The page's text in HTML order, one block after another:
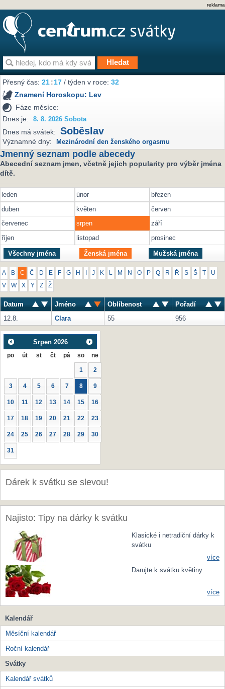
reklama
Přesný čas:21 18 / týden v roce:32
Znamení Horoskopu: Lev
Fáze měsíce:
Dnes je:
8. 8. 2026 Sobota
Dnes má svátek: Soběslav
Významné dny: Mezinárodní den ženského orgasmu
Jmenný seznam podle abecedy
Abecední seznam jmen, včetně jejich popularity pro výběr jména
dítě.
leden únor
březen
duben
květen
červen
červenec
srpen
září
říjen
listopad prosinec
Všechny jména Ženská jména Mužská jména
A B C Č D E F G H J K M N O P Q R Ř S Š U
V W X Y Z Ž
Datum Jméno Oblíbenost
Pořadí
12.8.
Clara 55 956
Srpen 2026
po út st čt pá so ne
1 2
3 4 5 6 7 8 9
10 11 12 13 14 15 16
17 18 19 20 21 22 23
24 25 26 27 28 29 30
31
Dárek k svátku se slevou!
Najisto: Tipy na dárky k svátku
Klasické i netradiční dárky k
svátku
více
Darujte k svátku květiny
více
Kalendář
Měsíční kalendář
Roční kalendář
Svátky
Kalendář svátků